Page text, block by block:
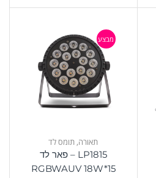
מבצע
תאורה, תומס לד
LP1815 – פאר לד
RGBWAUV 18W*15